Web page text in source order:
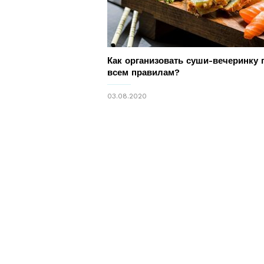
Как организовать суши-вечеринку
всем правилам?
03.08.2020